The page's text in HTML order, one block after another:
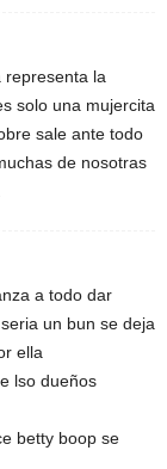
representa la
solo una mujercita
sale ante todo
de nosotras
a todo dar
un bun se deja
ella
lso dueños
betty boop se